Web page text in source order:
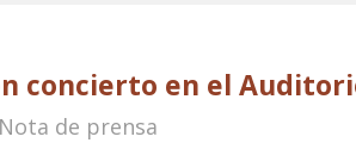
concierto en el
Nota de prensa